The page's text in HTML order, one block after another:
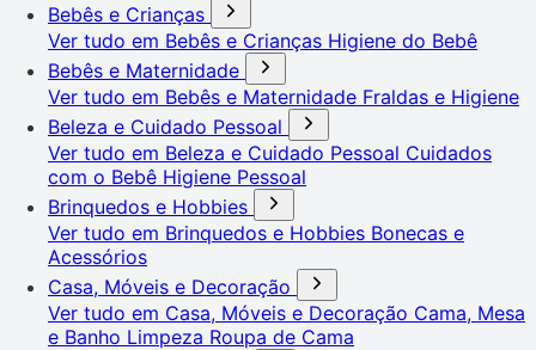
Bebês e Crianças
Ver tudo em Bebês e Crianças Higiene do Bebê
Bebês e Maternidade
Ver tudo em Bebês e Maternidade Fraldas e Higiene
Beleza e Cuidado Pessoal
Ver tudo em Beleza e Cuidado Pessoal Cuidados
com o Bebê Higiene Pessoal
Brinquedos e Hobbies
Ver tudo em Brinquedos e Hobbies Bonecas e
Acessórios
Casa, Móveis e Decoração
Ver tudo em Casa, Móveis e Decoração Cama, Mesa
e Banho Limpeza Roupa de Cama